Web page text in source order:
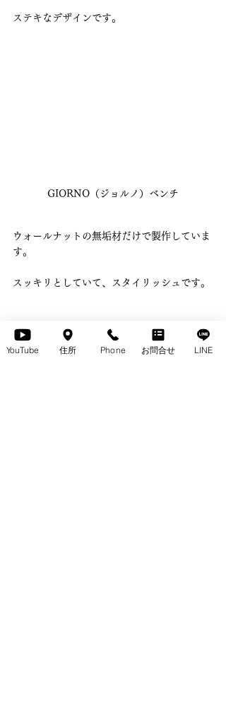
ステキなデザインです。
GIORNO（ジョルノ）ベンチ
ウォールナットの無垢材だけで製作していま
す。
スッキリとしていて、スタイリッシュです。
YouTube 住所 Phone お問合せ LINE